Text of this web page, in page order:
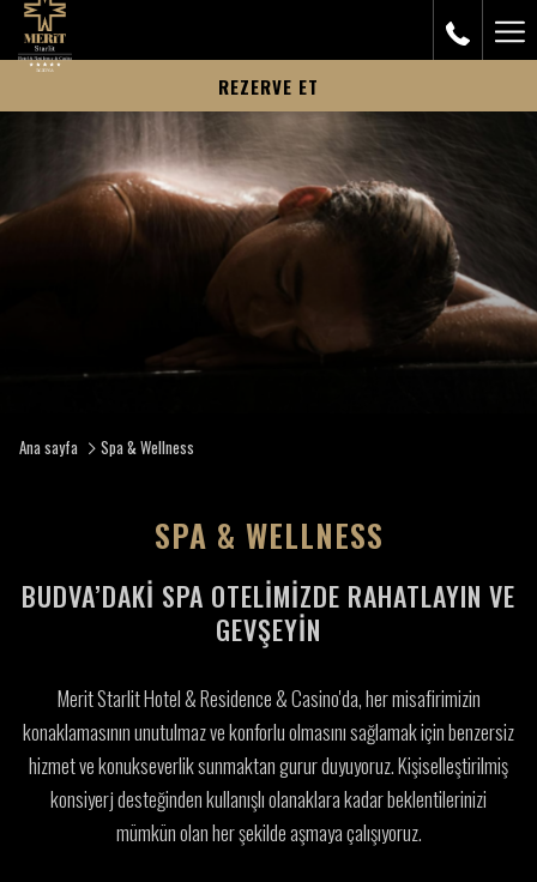
REZERVE ET
Ana sayfa Spa & Wellness
SPA & WELLNESS
BUDVA’DAKI SPA OTELIMIZDE RAHATLAYIN VE
GEVŞEYIN
Merit Starlit Hotel & Residence & Casino'da, her misafirimizin
konaklamasının unutulmaz ve konforlu olmasını sağlamak için benzersiz
hizmet ve konukseverlik sunmaktan gurur duyuyoruz. Kişiselleştirilmiş
konsiyerj desteğinden kullanışlı olanaklara kadar beklentilerinizi
mümkün olan her şekilde aşmaya çalışıyoruz.